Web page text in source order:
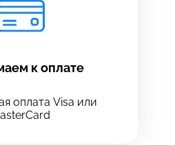
к оплате
оплата Visa или